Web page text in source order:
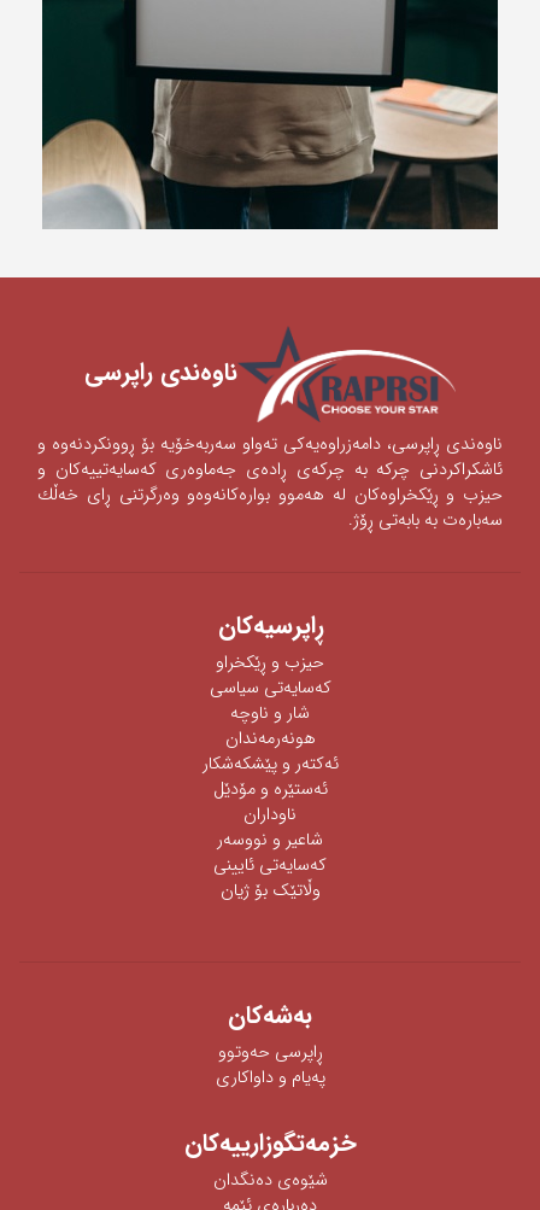
ناوه‌ندی ‌راپرسی
ناوه‌ندی‌ ڕاپرسی‌، دامه‌زراوه‌یه‌كی‌ ته‌واو سه‌ربه‌خۆیه‌ بۆ ڕوونكردنه‌وه‌ و
ئاشكراكردنی‌‌ چركه‌ به‌ چركه‌ی‌ ڕاده‌ی‌ جه‌ماوه‌ری‌ كه‌سایه‌تییه‌كان و
حیزب و ڕێكخراوه‌كان له‌ هه‌موو بواره‌كانه‌وه‌‌‌و وه‌رگرتنی‌ ڕای‌ خه‌ڵك
سه‌باره‌ت به‌ بابه‌تی‌ ڕۆژ.
ڕاپرسیه‌كان
حیزب و ڕێکخراو
كەسایەتی سیاسی
شار و ناوچە
هونەرمەندان
ئه‌كته‌ر‌ و پێشكه‌شكار
ئه‌ستێره‌ و مۆدێل
ناوداران
شاعیر و نووسەر
كەسایەتی ئایینی
وڵاتێک بۆ ژیان
به‌شه‌كان
ڕاپرسی‌ حه‌وتوو
په‌یام و داواكاری‌
خزمەتگوزارییەکان
شێوه‌ی‌ ده‌نگدان